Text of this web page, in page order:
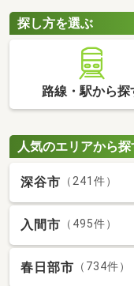
探し方を選ぶ
路線・駅から探
人気のエリアから探
深谷市 （241件）
入間市 （495件）
春日部市 （734件）